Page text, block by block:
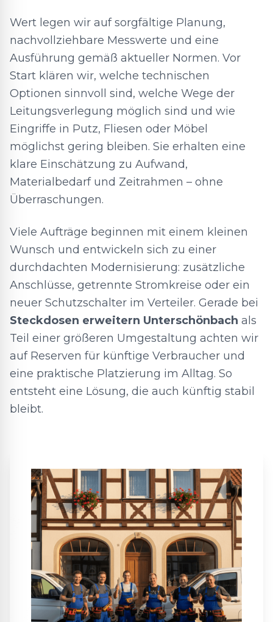
Wert legen wir auf sorgfältige Planung,
nachvollziehbare Messwerte und eine
Ausführung gemäß aktueller Normen. Vor
Start klären wir, welche technischen
Optionen sinnvoll sind, welche Wege der
Leitungsverlegung möglich sind und wie
Eingriffe in Putz, Fliesen oder Möbel
möglichst gering bleiben. Sie erhalten eine
klare Einschätzung zu Aufwand,
Materialbedarf und Zeitrahmen – ohne
Überraschungen.
Viele Aufträge beginnen mit einem kleinen
Wunsch und entwickeln sich zu einer
durchdachten Modernisierung: zusätzliche
Anschlüsse, getrennte Stromkreise oder ein
neuer Schutzschalter im Verteiler. Gerade bei
Steckdosen erweitern Unterschönbach als
Teil einer größeren Umgestaltung achten wir
auf Reserven für künftige Verbraucher und
eine praktische Platzierung im Alltag. So
entsteht eine Lösung, die auch künftig stabil
bleibt.